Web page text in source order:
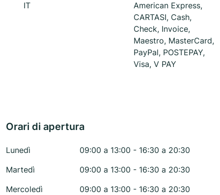
IT
American Express,
CARTASI, Cash,
Check, Invoice,
Maestro, MasterCard,
PayPal, POSTEPAY,
Visa, V PAY
Orari di apertura
Lunedì
09:00 a 13:00 - 16:30 a 20:30
Martedì
09:00 a 13:00 - 16:30 a 20:30
Mercoledì
09:00 a 13:00 - 16:30 a 20:30